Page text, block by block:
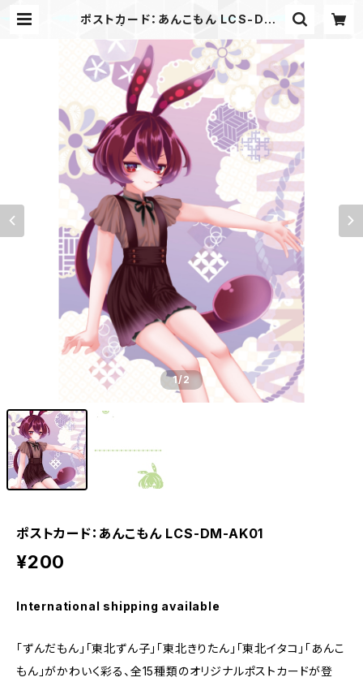
ポストカード：あんこもん LCS-DM-
et Store│ずんだもん・ずん子・きり
たん・イタコのオリジナルグッズを販
売！
1/2
ポストカード：あんこもん LCS-DM-AK01
¥200
International shipping available
「ずんだもん」「東北ずん子」「東北きりたん」「東北イタコ」「あんこ
もん」がかわいく彩る、全15種類のオリジナルポストカードが登